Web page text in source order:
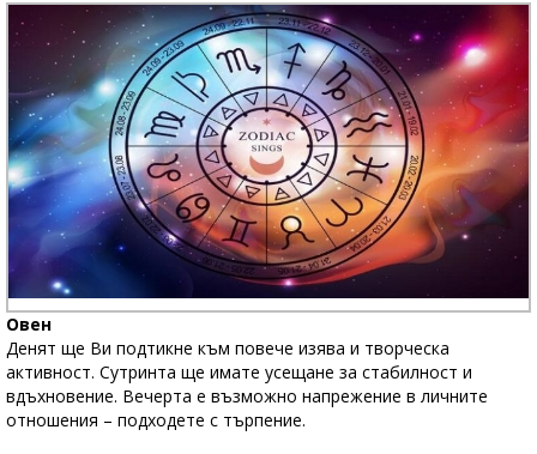
Овен
Денят ще Ви подтикне към повече изява и творческа
активност. Сутринта ще имате усещане за стабилност и
вдъхновение. Вечерта е възможно напрежение в личните
отношения – подходете с търпение.